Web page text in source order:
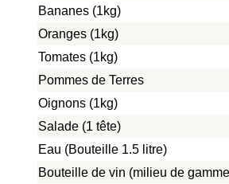
Bananes (1kg)
Oranges (1kg)
Tomates (1kg)
Pommes de Terres
Oignons (1kg)
Salade (1 tête)
Eau (Bouteille 1.5 litre)
Bouteille de vin (milieu de